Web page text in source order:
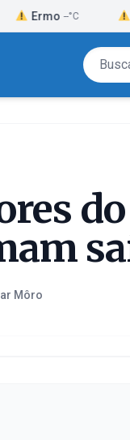
--°C Jacinto
Môro